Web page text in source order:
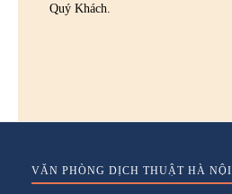
Quý Khách.
VĂN PHÒNG DỊCH THUẬT HÀ NỘI